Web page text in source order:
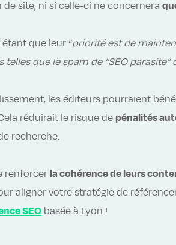
site, ni si celle-ci ne concernera
étant que leur “priorité est de
que le spam de “SEO parasite”
les éditeurs pourraient
réduirait le risque de pénalités
recherche.
renforcer la cohérence de leurs
aligner votre stratégie de
SEO basée à Lyon !